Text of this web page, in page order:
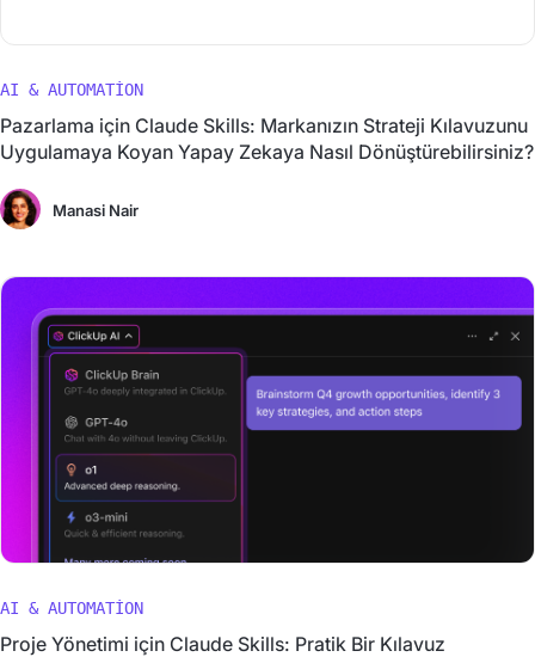
AI & AUTOMATION
Pazarlama için Claude Skills: Markanızın Strateji Kılavuzunu
Uygulamaya Koyan Yapay Zekaya Nasıl Dönüştürebilirsiniz?
Manasi Nair
AI & AUTOMATION
Proje Yönetimi için Claude Skills: Pratik Bir Kılavuz